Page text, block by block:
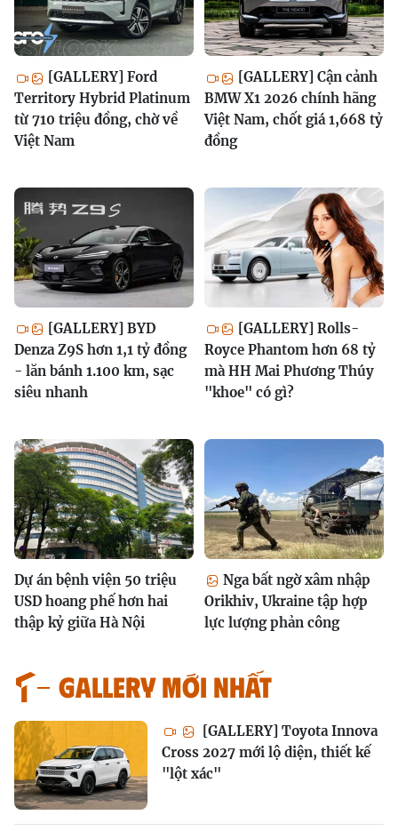
[GALLERY] Ford
Territory Hybrid Platinum
từ 710 triệu đồng, chờ về
Việt Nam
[GALLERY] Cận cảnh
BMW X1 2026 chính hãng
Việt Nam, chốt giá 1,668 tỷ
đồng
[GALLERY] BYD
Denza Z9S hơn 1,1 tỷ đồng
- lăn bánh 1.100 km, sạc
siêu nhanh
[GALLERY] Rolls-
Royce Phantom hơn 68 tỷ
mà HH Mai Phương Thúy
"khoe" có gì?
Dự án bệnh viện 50 triệu
USD hoang phế hơn hai
thập kỷ giữa Hà Nội
Nga bất ngờ xâm nhập
Orikhiv, Ukraine tập hợp
lực lượng phản công
GALLERY MỚI NHẤT
[GALLERY] Toyota Innova
Cross 2027 mới lộ diện, thiết kế
"lột xác"